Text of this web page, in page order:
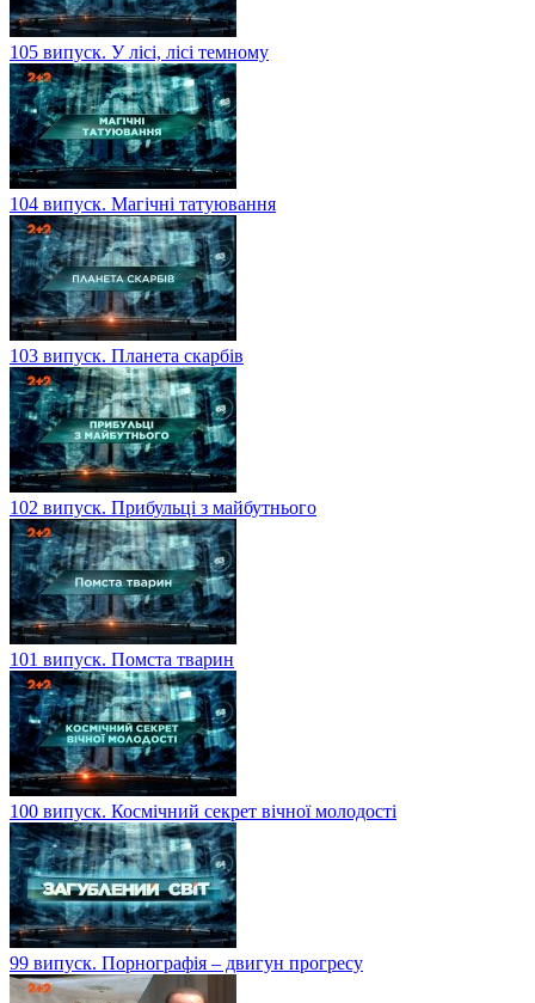
105 випуск. У лісі, лісі темному
104 випуск. Магічні татуювання
103 випуск. Планета скарбів
102 випуск. Прибульці з майбутнього
101 випуск. Помста тварин
100 випуск. Космічний секрет вічної молодості
99 випуск. Порнографія – двигун прогресу